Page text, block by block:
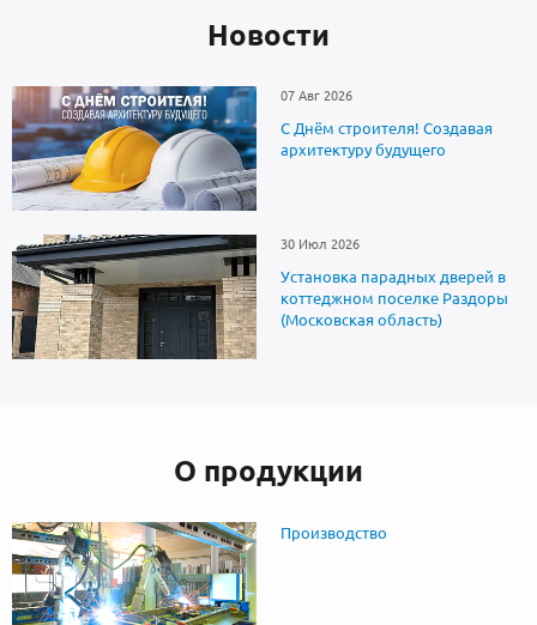
Новоcти
07 Авг 2026
С Днём строителя! Создавая
архитектуру будущего
30 Июл 2026
Установка парадных дверей в
коттеджном поселке Раздоры
(Московская область)
О продукции
Производство